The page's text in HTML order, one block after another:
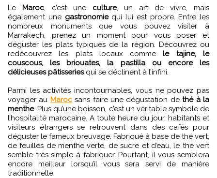
Le Maroc, c’est une culture, un art de vivre, mais
également une gastronomie qui lui est propre. Entre les
nombreux monuments que vous pouvez visiter à
Marrakech, prenez un moment pour vous poser et
déguster les plats typiques de la région. Découvrez ou
redécouvrez les plats locaux comme le tajine, le
couscous, les briouates, la pastilla ou encore les
délicieuses pâtisseriesqui se déclinent à l’infini.
Parmi les activités incontournables, vous ne pouvez pas
voyager au Marocsans faire une dégustation dethé à la
menthe. Plus qu’une boisson, c’est un véritable symbole de
l’hospitalité marocaine. A toute heure du jour, habitants et
visiteurs étrangers se retrouvent dans des cafés pour
déguster le fameux breuvage. Fabriqué à base de thé vert,
de feuilles de menthe verte, de sucre et d’eau, le thé vert
semble très simple à fabriquer. Pourtant, il vous semblera
encore meilleur lorsqu’il vous sera servi de manière
traditionnelle.